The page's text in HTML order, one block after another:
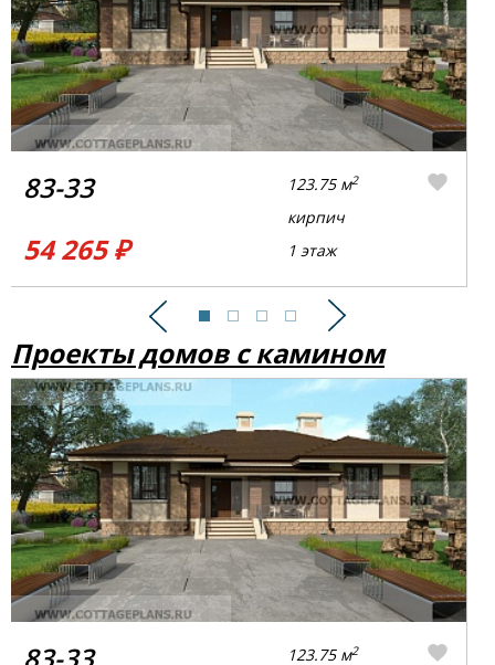
Предыдущий Следующий
83-33
54 265 ₽
123.75 м2
кирпич
1 этаж
Проекты домов с камином
123.75 м2